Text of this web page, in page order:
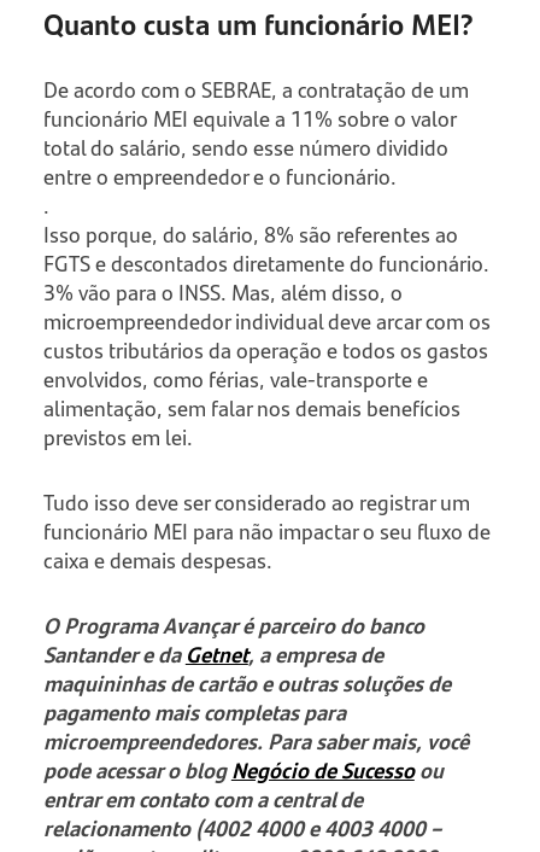
Quanto custa um funcionário MEI?
De acordo com o SEBRAE, a contratação de um
funcionário MEI equivale a 11% sobre o valor
total do salário, sendo esse número dividido
entre o empreendedor e o funcionário.
.
Isso porque, do salário, 8% são referentes ao
FGTS e descontados diretamente do funcionário.
3% vão para o INSS. Mas, além disso, o
microempreendedor individual deve arcar com os
custos tributários da operação e todos os gastos
envolvidos, como férias, vale-transporte e
alimentação, sem falar nos demais benefícios
previstos em lei.
Tudo isso deve ser considerado ao registrar um
funcionário MEI para não impactar o seu fluxo de
caixa e demais despesas.
O Programa Avançar é parceiro do banco
Santander e daGetnet, a empresa de
maquininhas de cartão e outras soluções de
pagamento mais completas para
microempreendedores. Para saber mais, você
pode acessar o blogNegócio de Sucessoou
entrar em contato com a central de
relacionamento (4002 4000 e 4003 4000 –